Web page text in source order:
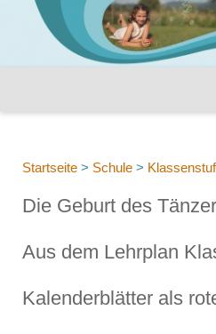
Startseite > Schule >
Die Geburt des
Aus dem Lehrplan
Kalenderblätter als